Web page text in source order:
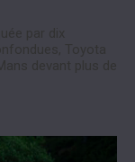
par dix
Toyota
devant plus de